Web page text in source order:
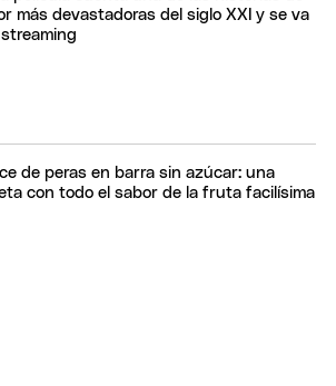
más devastadoras del siglo XXI y se va
de peras en barra sin azúcar: una
con todo el sabor de la fruta facilísima